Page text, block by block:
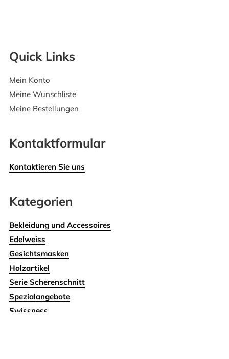
Quick Links
Mein Konto
Meine Wunschliste
Meine Bestellungen
Kontaktformular
Kontaktieren Sie uns
Kategorien
Bekleidung und Accessoires
Edelweiss
Gesichtsmasken
Holzartikel
Serie Scherenschnitt
Spezialangebote
Swissness